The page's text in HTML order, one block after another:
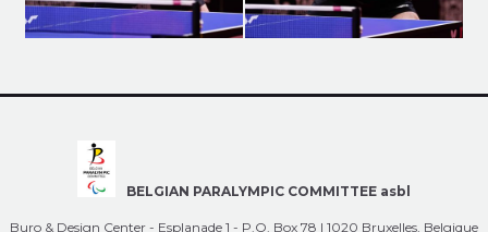
BELGIAN PARALYMPIC COMMITTEE asbl
Buro & Design Center - Esplanade 1 - P.O. Box 78 | 1020 Bruxelles, Belgique